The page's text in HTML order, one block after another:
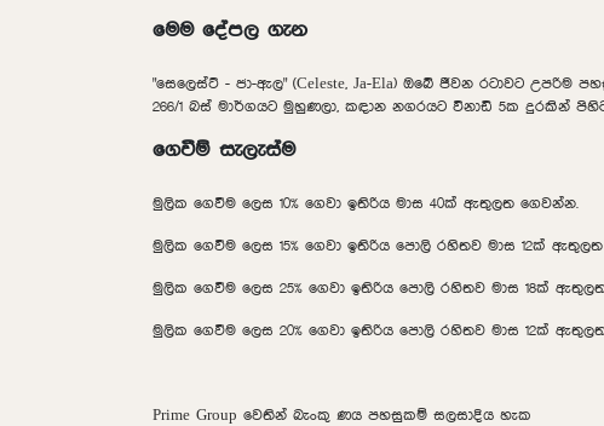
මෙම දේපල ගැන
"සෙලෙස්ට් - ජා-ඇල" (Celeste, Ja-Ela) ඔබේ ජීවන රටාවට
266/1 බස් මාර්ගයට මුහුණලා, කඳාන නගරයට විනාඩි 5ක දුරකින්
ගෙවීම් සැලැස්ම
මුලික ගෙවීම ලෙස 10% ගෙවා ඉතිරිය මාස 40ක් ඇතුලත ගෙවන්න.
මුලික ගෙවීම ලෙස 15% ගෙවා ඉතිරිය පොලි රහිතව මාස 12ක්
මුලික ගෙවීම ලෙස 25% ගෙවා ඉතිරිය පොලි රහිතව මාස 18ක්
මුලික ගෙවීම ලෙස 20% ගෙවා ඉතිරිය පොලි රහිතව මාස 12ක්
Prime Group වෙතින් බැංකු ණය පහසුකම් සලසාදිය හැක